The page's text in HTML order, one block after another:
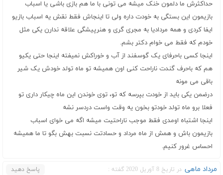
حداکثرش ما دلمون خنک میشه می تونی با ما هم بازی باشی یا اسباب
بازیمون این بستگی به خودت داره ولی تا اینجاش فقط نقش یه اسباب بازیو
ایفا کردی و همه مردادیا به مجری گری و هنرپیشگی علاقه ندارن یکی مثل
خودم که فقط می خوام دکتر بشم.
اینجا کسی باحرفای‌ یک گوسفند از آب و خوراکش نمیفته اینجا حتی یکیو
هم که باحرف گندت ناراحت کنی اون همیشه تو ماه تولد خودش یک شیر
باقی می مونه
درضمن یکی باید از خودت بپرسه که تو، توی خوندن این ماه چیکار داری تو
فعلا برو ماه تولد خودتو بخون یه وقت واست دردسر نشه
اینجا اشتباه اومدی فقط موجب ناراحتیت میشه اگه می خوای اسباب
بازیمون باش و همش از ماه مرداد و حسادتت نسبت بهش بگو تا ما همیشه
احساس غرور کنیم.
مرداد ماهی در تاریخ 8 آوریل 2020 گفته : پاسخ دهید